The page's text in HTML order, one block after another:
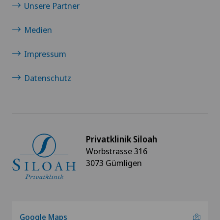
Knieprothese | Künstliches Kniegelenk
Knorpelschaden
Kreuzbandriss
Morton Neurom
Mund- Kiefer- und Gesichtschirurgie
Nieren- und Harnwegserkrankungen
Unsere Partner
Medien
Impressum
Datenschutz
Privatklinik Siloah
Worbstrasse 316
3073 Gümligen
Google Maps